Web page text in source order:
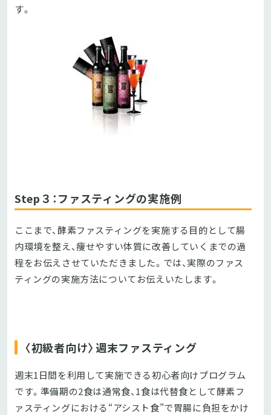
す。
Step３：ファスティングの実施例
ここまで、酵素ファスティングを実施する目的として腸
内環境を整え、痩せやすい体質に改善していくまでの過
程をお伝えさせていただきました。では、実際のファス
ティングの実施方法についてお伝えいたします。
〈初級者向け〉週末ファスティング
週末1日間を利用して実施できる初心者向けプログラム
です。準備期の2食は通常食、1食は代替食として酵素フ
ァスティングにおける“アシスト食”で胃腸に負担をかけ